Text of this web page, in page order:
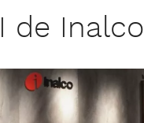
de Inalco